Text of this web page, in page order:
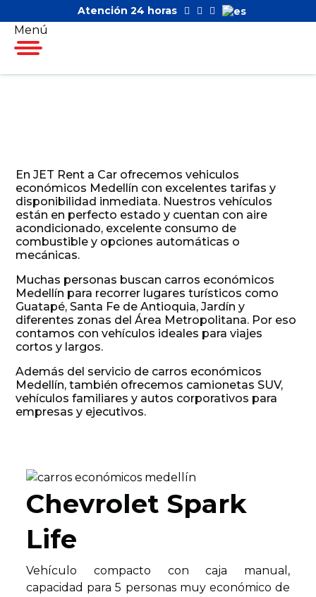
Atención 24 horas
Menú
En JET Rent a Car ofrecemos vehiculos
económicos Medellín con excelentes tarifas y
disponibilidad inmediata. Nuestros vehículos
están en perfecto estado y cuentan con aire
acondicionado, excelente consumo de
combustible y opciones automáticas o
mecánicas.
Muchas personas buscan carros económicos
Medellín para recorrer lugares turísticos como
Guatapé, Santa Fe de Antioquia, Jardín y
diferentes zonas del Área Metropolitana. Por eso
contamos con vehículos ideales para viajes
cortos y largos.
Además del servicio de carros económicos
Medellín, también ofrecemos camionetas SUV,
vehículos familiares y autos corporativos para
empresas y ejecutivos.
Chevrolet Spark
Life
Vehículo compacto con caja manual,
capacidad para 5 personas muy económico de